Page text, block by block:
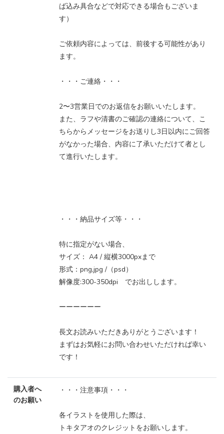
ば込み具合などで対応できる場合もございま
す）
ご依頼内容によっては、前後する可能性があり
ます。
・・・ご連絡・・・
2〜3営業日でのお返信をお願いいたします。
また、ラフや清書のご確認の連絡について、こ
ちらからメッセージをお送りし3日以内にご回答
がなかった場合、内容に了承いただけて者とし
て進行いたします。
・・・納品サイズ等・・・
特に指定がない場合、
サイズ： A4 / 縦横3000pxまで
形式：png,jpg /（psd）
解像度:300-350dpi でお出しします。
ーーーーーー
長文お読みいただきありがとうございます！
まずはお気軽にお問い合わせいただければ幸い
です！
購入者へ
のお願い
・・・注意事項・・・
各イラストを使用した際は、
トキタアオのクレジットをお願いします。